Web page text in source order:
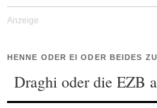
HENNE ODER EI ODER BEIDES
Draghi oder die EZB